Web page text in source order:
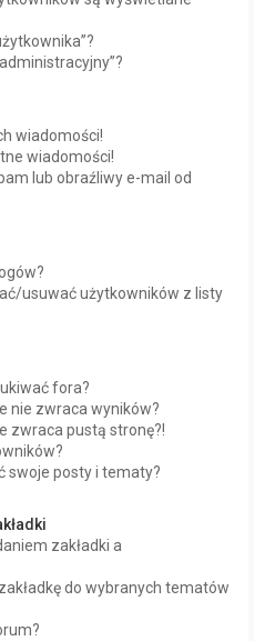
wiadomości!
wiadomości!
lub obraźliwy e-mail od
usuwać użytkowników z listy
fora?
nie zwraca wyników?
zwraca pustą stronę?!
swoje posty i tematy?
zakładki a
do wybranych tematów